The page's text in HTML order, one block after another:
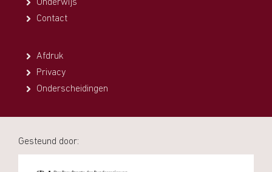
Onderwijs
Contact
Afdruk
Privacy
Onderscheidingen
Gesteund door: